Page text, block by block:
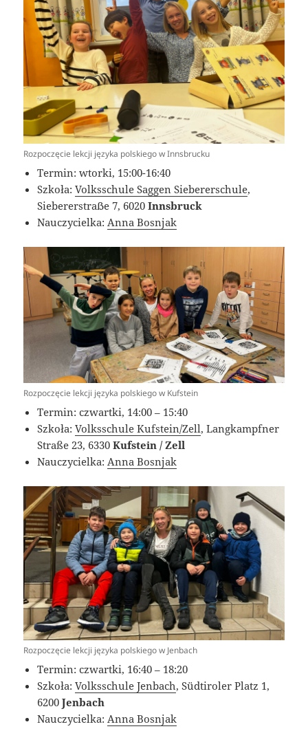
Rozpoczęcie lekcji języka polskiego w Innsbrucku
Termin: wtorki, 15:00-16:40
Szkoła:Volksschule Saggen Siebererschule,
Siebererstraẞe 7, 6020Innsbruck
Nauczycielka: Anna Bosnjak
Rozpoczęcie lekcji języka polskiego w Kufstein
Termin: czwartki, 14:00 – 15:40
Szkoła:Volksschule Kufstein/Zell, Langkampfner
Straße 23, 6330Kufstein / Zell
Nauczycielka:Anna Bosnjak
Rozpoczęcie lekcji języka polskiego w Jenbach
Termin: czwartki, 16:40 – 18:20
Szkoła:Volksschule Jenbach, Südtiroler Platz 1,
6200Jenbach
Nauczycielka: Anna Bosnjak